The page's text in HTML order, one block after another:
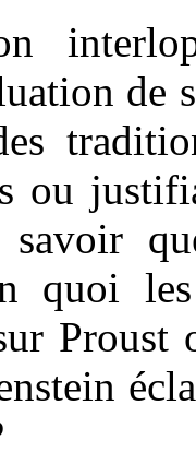
de
ou
savoir
quoi
Proust